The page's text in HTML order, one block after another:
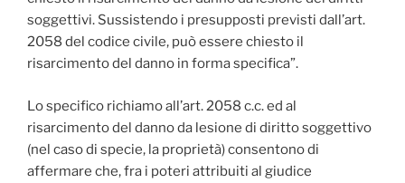
soggettivi. Sussistendo i presupposti previsti dall’art.
2058 del codice civile, può essere chiesto il
risarcimento del danno in forma specifica”.
Lo specifico richiamo all’art. 2058 c.c. ed al
risarcimento del danno da lesione di diritto soggettivo
(nel caso di specie, la proprietà) consentono di
affermare che, fra i poteri attribuiti al giudice